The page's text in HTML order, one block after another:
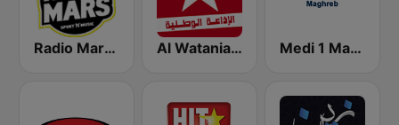
Radio Mars (راديو مرس) Al Watania (الإذاعة الوطنية) Medi 1 Maghreb (ميدى1 مغرب)